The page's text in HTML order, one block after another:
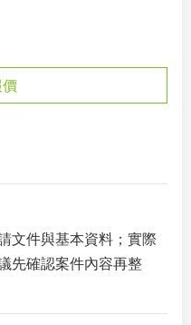
價
文件與基本資料；實際
先確認案件內容再整